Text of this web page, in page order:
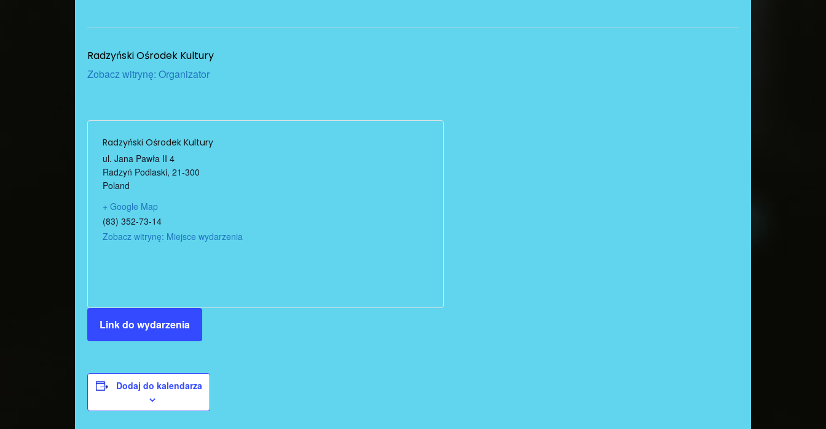
Radzyński Ośrodek Kultury
Zobacz witrynę: Organizator
Radzyński Ośrodek Kultury
ul. Jana Pawła II 4
Radzyń Podlaski, 21-300
Poland
+ Google Map
(83) 352-73-14
Zobacz witrynę: Miejsce wydarzenia
Link do wydarzenia
Dodaj do kalendarza